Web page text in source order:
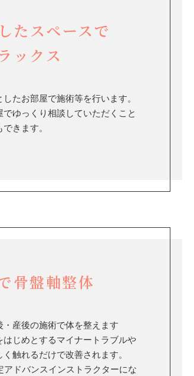
たスペースで
ックス
たお部屋で施術等を行います。
でゆっくり相談していただくこと
できます。
骨盤軸整体
・産後の施術で体を整えます
じめとするマイナートラブルや
触れるだけで改善されます。
アドバンスインストラクターにな